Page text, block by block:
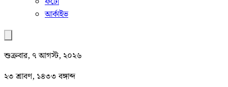
আর্কাইভ
শুক্রবার, ৭ আগস্ট, ২০২৬
২৩ শ্রাবণ, ১৪৩৩ বঙ্গাব্দ